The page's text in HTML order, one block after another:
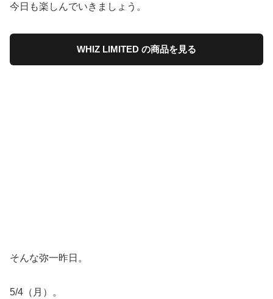
今日も楽しんでいきましょう。
WHIZ LIMITED の商品を見る
そんな弥一昨日。
5/4（月）。